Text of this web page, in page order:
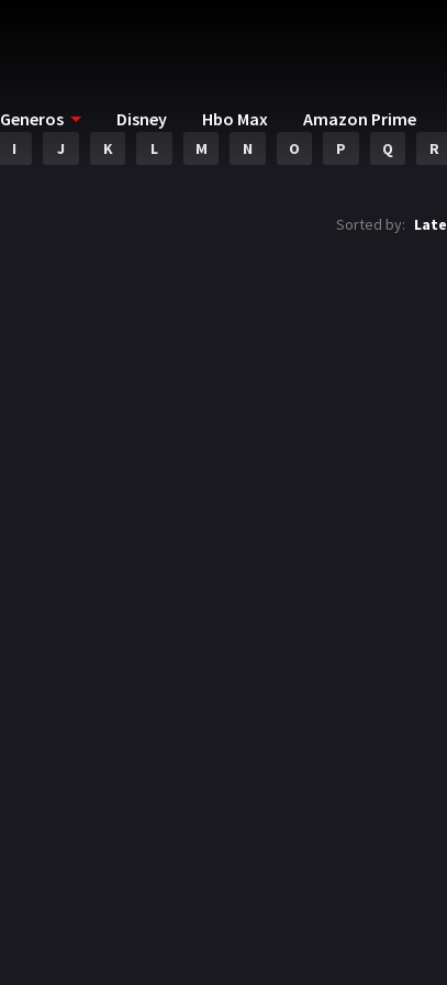
Generos Disney Hbo Max Amazon Prime
I J K L M N O P Q R
Sorted by: